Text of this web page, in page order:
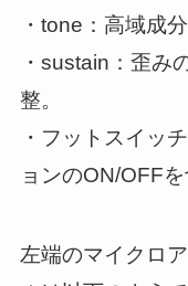
・tone：高域成
・sustain：歪み
整。
・フットスイッ
ョンのON/OFFを
左端のマイクロ